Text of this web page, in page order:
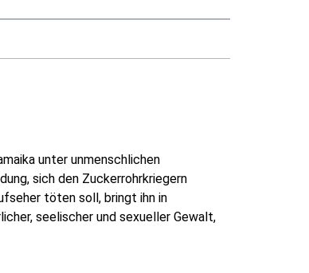
unter unmenschlichen
sich den Zuckerrohrkriegern
töten soll, bringt ihn in
seelischer und sexueller Gewalt,